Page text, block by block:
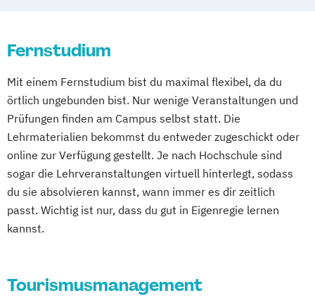
Fernstudium
Mit einem Fernstudium bist du maximal flexibel, da du
örtlich ungebunden bist. Nur wenige Veranstaltungen und
Prüfungen finden am Campus selbst statt. Die
Lehrmaterialien bekommst du entweder zugeschickt oder
online zur Verfügung gestellt. Je nach Hochschule sind
sogar die Lehrveranstaltungen virtuell hinterlegt, sodass
du sie absolvieren kannst, wann immer es dir zeitlich
passt. Wichtig ist nur, dass du gut in Eigenregie lernen
kannst.
Tourismusmanagement